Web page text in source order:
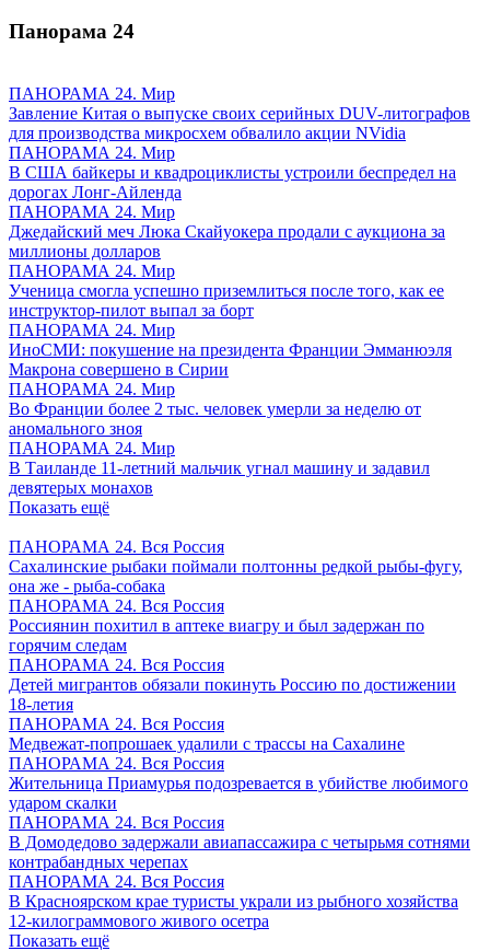
Панорама 24
ПАНОРАМА 24. Мир
Завление Китая о выпуске своих серийных DUV-литографов
для производства микросхем обвалило акции NVidia
ПАНОРАМА 24. Мир
В США байкеры и квадроциклисты устроили беспредел на
дорогах Лонг-Айленда
ПАНОРАМА 24. Мир
Джедайский меч Люка Скайуокера продали с аукциона за
миллионы долларов
ПАНОРАМА 24. Мир
Ученица смогла успешно приземлиться после того, как ее
инструктор-пилот выпал за борт
ПАНОРАМА 24. Мир
ИноСМИ: покушение на президента Франции Эмманюэля
Макрона совершено в Сирии
ПАНОРАМА 24. Мир
Во Франции более 2 тыс. человек умерли за неделю от
аномального зноя
ПАНОРАМА 24. Мир
В Таиланде 11-летний мальчик угнал машину и задавил
девятерых монахов
Показать ещё
ПАНОРАМА 24. Вся Россия
Сахалинские рыбаки поймали полтонны редкой рыбы-фугу,
она же - рыба-собака
ПАНОРАМА 24. Вся Россия
Россиянин похитил в аптеке виагру и был задержан по
горячим следам
ПАНОРАМА 24. Вся Россия
Детей мигрантов обязали покинуть Россию по достижении
18-летия
ПАНОРАМА 24. Вся Россия
Медвежат-попрошаек удалили с трассы на Сахалине
ПАНОРАМА 24. Вся Россия
Жительница Приамурья подозревается в убийстве любимого
ударом скалки
ПАНОРАМА 24. Вся Россия
В Домодедово задержали авиапассажира с четырьмя сотнями
контрабандных черепах
ПАНОРАМА 24. Вся Россия
В Красноярском крае туристы украли из рыбного хозяйства
12-килограммового живого осетра
Показать ещё